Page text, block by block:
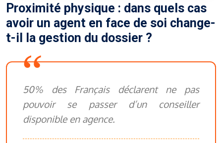
Proximité physique : dans quels cas
avoir un agent en face de soi change-
t-il la gestion du dossier ?
50% des Français déclarent ne pas
pouvoir se passer d’un conseiller
disponible en agence.